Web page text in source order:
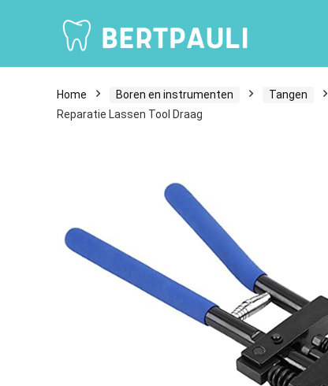
Home Boren en instrumenten Tangen
Reparatie Lassen Tool Draag